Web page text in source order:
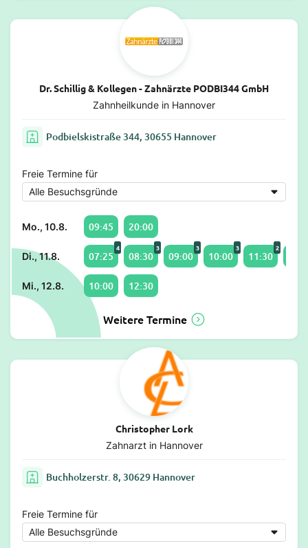
Dr. Schillig & Kollegen - Zahnärzte PODBI344 GmbH
Zahnheilkunde in Hannover
Podbielskistraße 344, 30655 Hannover
Freie Termine für
Mo., 10.8. 09:45 20:00
Di., 11.8. 07:25
4
08:30
3
09:00
3
10:00
3
11:30
2
Mi., 12.8. 10:00 12:30
Weitere Termine
Christopher Lork
Zahnarzt in Hannover
Buchholzerstr. 8, 30629 Hannover
Freie Termine für